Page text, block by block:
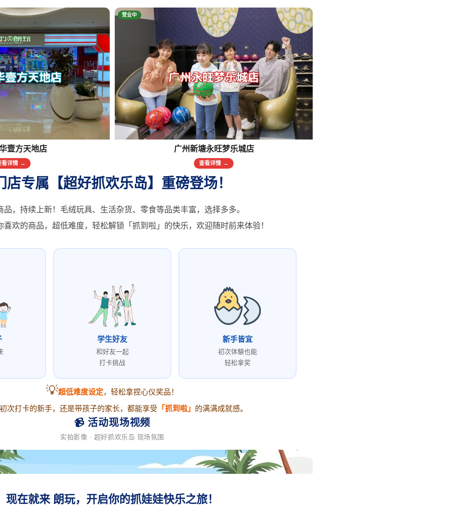
壹方天地店
看详情 →
营业中
广州新塘永旺梦乐城店
查看详情 →
店专属【超好抓欢乐岛】重磅登场！
品，持续上新！毛绒玩具、生活杂货、零食等品类丰富，选择多多。
喜欢的商品，超低难度，轻松解锁「抓到啦」的快乐，欢迎随时前来体验！
学生好友
和好友一起
打卡挑战
新手皆宜
初次体験也能
轻松拿奖
💡超低难度设定，轻松拿捏心仪奖品！
次打卡的新手，还是带孩子的家长，都能享受 「抓到啦」 的满满成就感。
📹 活动现场视频
实拍影像 · 超好抓欢乐岛 现场氛围
现在就来 朗玩，开启你的抓娃娃快乐之旅！